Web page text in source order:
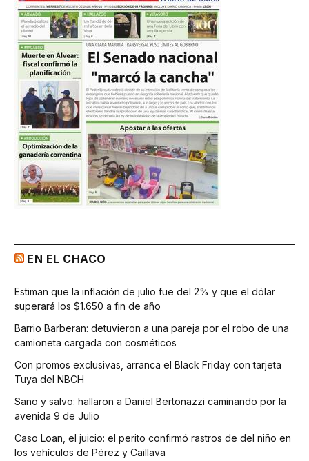
EN EL CHACO
Estiman que la inflación de julio fue del 2% y que el dólar
superará los $1.650 a fin de año
Barrio Barberan: detuvieron a una pareja por el robo de una
camioneta cargada con cosméticos
Con promos exclusivas, arranca el Black Friday con tarjeta
Tuya del NBCH
Sano y salvo: hallaron a Daniel Bertonazzi caminando por la
avenida 9 de Julio
Caso Loan, el juicio: el perito confirmó rastros de del niño en
los vehículos de Pérez y Caillava